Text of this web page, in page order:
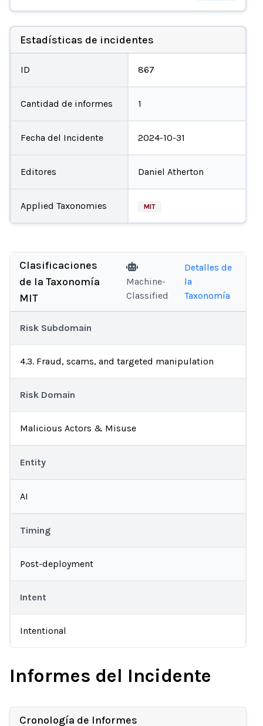
Estadísticas de incidentes
ID 867
Cantidad de informes 1
Fecha del Incidente 2024-10-31
Editores Daniel Atherton
Applied Taxonomies MIT
Clasificaciones
de la Taxonomía
MIT
Machine-
Classified
Detalles de
la
Taxonomía
Risk Subdomain
4.3. Fraud, scams, and targeted manipulation
Risk Domain
Malicious Actors & Misuse
Entity
AI
Timing
Post-deployment
Intent
Intentional
Informes del Incidente
Cronología de Informes